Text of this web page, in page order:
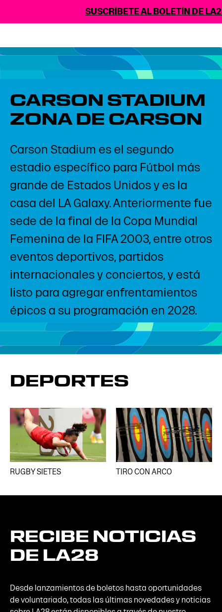
SUSCRÍBETE AL BOLETÍN DE LA28
CARSON STADIUM
ZONA DE CARSON
Carson Stadium es el segundo
estadio específico para Fútbol más
grande de Estados Unidos y es la
casa del LA Galaxy. Anteriormente fue
sede de la final de la Copa Mundial
Femenina de la FIFA 2003, entre otros
eventos deportivos, partidos
internacionales y conciertos, y está
listo para agregar enfrentamientos
épicos a su programación en 2028.
DEPORTES
RUGBY SIETES TIRO CON ARCO
RECIBE NOTICIAS
DE LA28
Desde lanzamientos de boletos hasta oportunidades
de voluntariado, todas las últimas novedades y noticias